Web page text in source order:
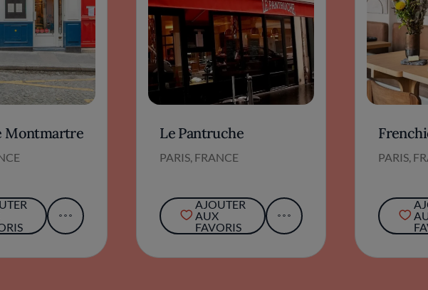
Montmartre Le Pantruche
PARIS, FRANCE
AJOUTER
AUX
FAVORIS
PARIS,